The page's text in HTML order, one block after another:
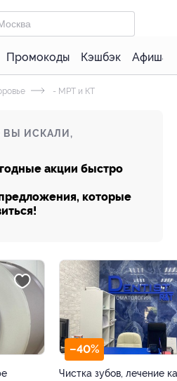
Промокоды Кэшбэк Афиша
- МРТ и КТ
ВЫ ИСКАЛИ,
акции быстро
которые
–40%
Чистка зубов, лечение